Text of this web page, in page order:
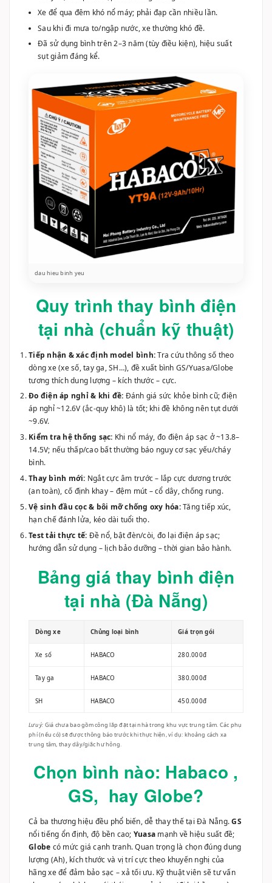
Sau khi đi mưa to/ngập nước, xe thường khó đề.
Đã sử dụng bình trên 2–3 năm (tùy điều kiện), hiệu suất
dau hieu binh yeu
Quy trình thay bình điện
tại nhà (chuẩn kỹ thuật)
Tiếp nhận & xác định model bình: Tra cứu thông số theo
tương thích dung lượng – kích thước – cực.
Đo điện áp nghỉ & khi đề:
Đánh giá sức khỏe bình cũ; điện
áp nghỉ ~12.6V (ắc-quy khô) là tốt; khi đề không nên tụt dưới
~9.6V.
Kiểm tra hệ thống sạc:
Khi nổ máy, đo điện áp sạc ở ~13.8–
bình.
Thay bình mới:
Ngắt cực âm trước – lắp cực dương trước
Vệ sinh đầu cọc & bôi mỡ chống oxy hóa:
Tăng tiếp xúc,
hạn chế đánh lửa, kéo dài tuổi thọ.
Test tải thực tế:
Đề nổ, bật đèn/còi, đo lại điện áp sạc;
hướng dẫn sử dụng – lịch bảo dưỡng – thời gian bảo hành.
Bảng giá thay bình điện
tại nhà (Đà Nẵng)
Chủng loại bình Giá trọn gói
Xe số HABACO 280.000đ
Tay ga HABACO 380.000đ
SH HABACO 450.000đ
Lưu ý:
Giá chưa bao gồm công lắp đặt tại nhà trong khu vực trung tâm. Các phụ
trung tâm, thay dây/giắc hư hỏng.
Chọn bình nào: Habaco ,
GS, hay Globe?
Cả ba thương hiệu đều phổ biến, dễ thay thế tại Đà Nẵng.
Globe có mức giá cạnh tranh. Quan trọng là chọn đúng dung
lượng (Ah), kích thước và vị trí cực theo khuyến nghị của
hãng xe để đảm bảo sạc – xả tối ưu. Kỹ thuật viên sẽ tư vấn
phương án phù hợp với thói quen sử dụng (đi lại hằng ngày,
treo tạm nhiều, độ điện…).